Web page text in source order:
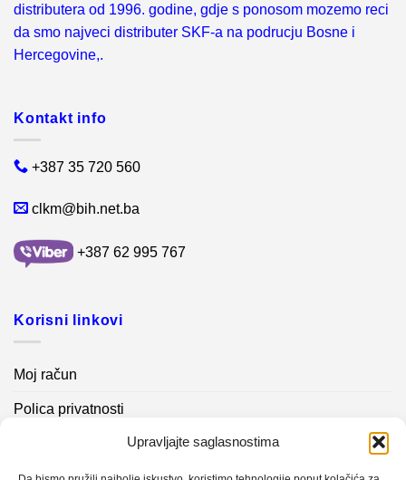
Upravljajte saglasnostima
distributera od 1996. godine, gdje s ponosom mozemo reci
da smo najveci distributer SKF-a na podrucju Bosne i
Hercegovine,.
Kontakt info
+387 35 720 560
clkm@bih.net.ba
+387 62 995 767
Korisni linkovi
Moj račun
Polica privatnosti